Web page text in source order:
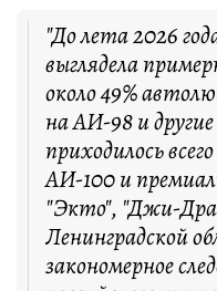
"До лета 2026
выглядела
около 49%
на АИ-98 и
приходилось
АИ-100 и
"Экто", "Джи-
Ленинградской
закономерное